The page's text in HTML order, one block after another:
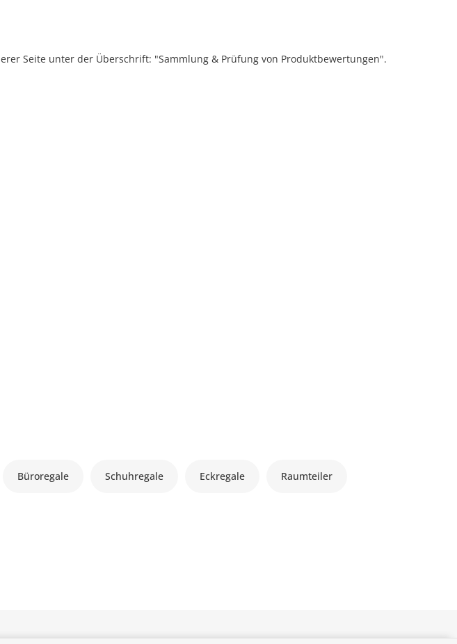
Seite unter der Überschrift: "Sammlung & Prüfung von Produktbewertungen".
Büroregale Schuhregale Eckregale Raumteiler